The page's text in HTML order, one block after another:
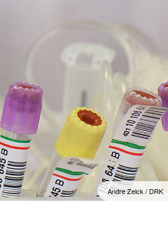
Andre Zelck / DRK